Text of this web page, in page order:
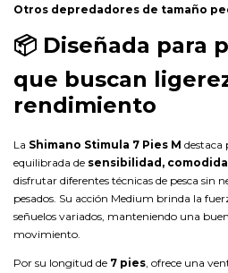
Otros depredadores de tamaño
📦 Diseñada para
que buscan
rendimiento
La Shimano Stimula 7 Pies M destaca
equilibrada de sensibilidad,
disfrutar diferentes técnicas de pesca sin
pesados. Su acción Medium brinda la
señuelos variados, manteniendo una
movimiento.
Por su longitud de 7 pies, ofrece una